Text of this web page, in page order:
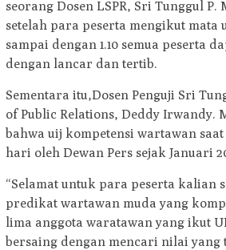
seorang Dosen LSPR, Sri Tunggul P.
setelah para peserta mengikut mata
sampai dengan 1.10 semua peserta
dengan lancar dan tertib.
Sementara itu,Dosen Penguji Sri
of Public Relations, Deddy Irwandy.
bahwa uij kompetensi wartawan
hari oleh Dewan Pers sejak Januari
“Selamat untuk para peserta kalian
predikat wartawan muda yang
lima anggota waratawan yang ikut
bersaing dengan mencari nilai yang